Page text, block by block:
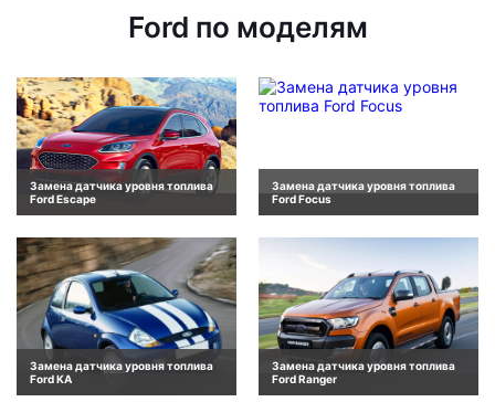
Ford по моделям
Замена датчика уровня топлива
Ford Escape
Замена датчика уровня топлива
Ford Focus
Замена датчика уровня топлива
Ford KA
Замена датчика уровня топлива
Ford Ranger